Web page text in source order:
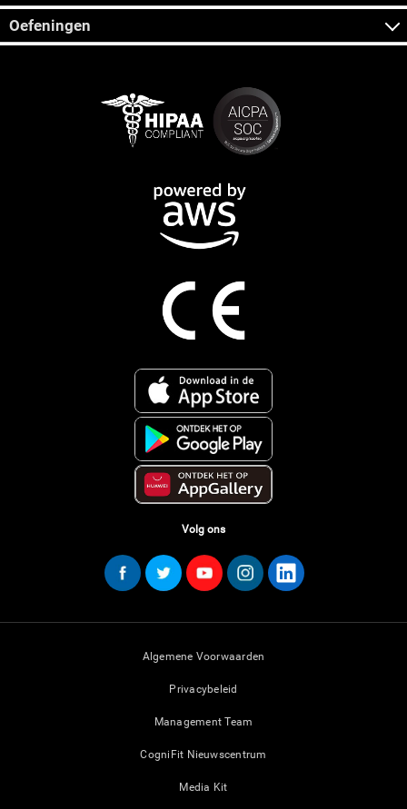
Oefeningen
Volg ons
Algemene Voorwaarden
Privacybeleid
Management Team
CogniFit Nieuwscentrum
Media Kit